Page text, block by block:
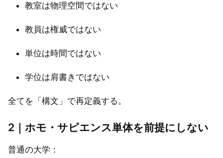
教室は物理空間ではない
教員は権威ではない
単位は時間ではない
学位は肩書きではない
全てを「構文」で再定義する。
2｜ホモ・サピエンス単体を前提にしない
普通の大学：